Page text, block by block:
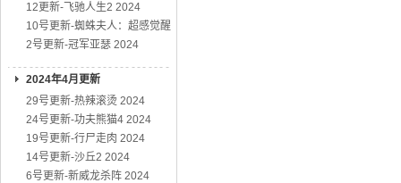
12更新-飞驰人生2 2024
10号更新-蜘蛛夫人：超感觉醒
2号更新-冠军亚瑟 2024
2024年4月更新
29号更新-热辣滚烫 2024
24号更新-功夫熊猫4 2024
19号更新-行尸走肉 2024
14号更新-沙丘2 2024
6号更新-新威龙杀阵 2024